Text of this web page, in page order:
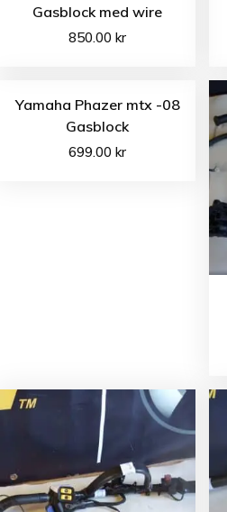
Gasblock med wire
850.00kr
Yamaha Phazer mtx -08
Gasblock
699.00kr